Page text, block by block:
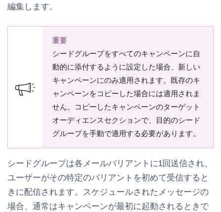
編集します。
重要
シードグループをすべてのキャンペーンに自
動的に添付するように設定した場合、新しい
キャンペーンにのみ適用されます。既存のキ
ャンペーンをコピーした場合には適用されま
せん。コピーしたキャンペーンのターゲット
オーディエンスセクションで、目的のシード
グループを手動で適用する必要があります。
シードグループは各メールバリアントに1回送信され、
ユーザーがその特定のバリアントを初めて受信すると
きに配信されます。スケジュールされたメッセージの
場合、通常はキャンペーンが最初に起動されるときで